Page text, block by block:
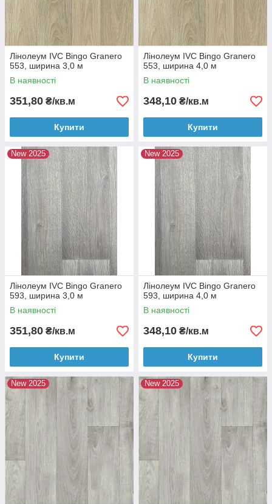
Лінолеум IVC Bingo Granero
553, ширина 3,0 м
В наявності
351,80 ₴/кв.м
Купити
Лінолеум IVC Bingo Granero
553, ширина 4,0 м
В наявності
348,10 ₴/кв.м
Купити
New 2025
Лінолеум IVC Bingo Granero
593, ширина 3,0 м
В наявності
351,80 ₴/кв.м
Купити
New 2025
Лінолеум IVC Bingo Granero
593, ширина 4,0 м
В наявності
348,10 ₴/кв.м
Купити
New 2025 New 2025